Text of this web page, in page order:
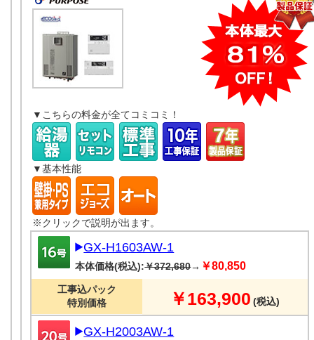
▼こちらの料金が全てコミコミ！
▼基本性能
※クリックで説明が出ます。
GX-H1603AW-1
本体価格(税込):￥372,680→ ￥80,850
工事込パック
特別価格
￥163,900 (税込)
GX-H2003AW-1